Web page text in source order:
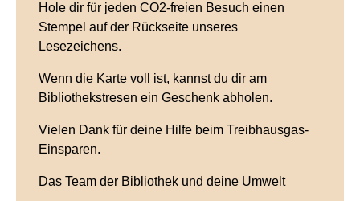
Hole dir für jeden CO2-freien Besuch einen
Stempel auf der Rückseite unseres
Lesezeichens.
Wenn die Karte voll ist, kannst du dir am
Bibliothekstresen ein Geschenk abholen.
Vielen Dank für deine Hilfe beim Treibhausgas-
Einsparen.
Das Team der Bibliothek und deine Umwelt